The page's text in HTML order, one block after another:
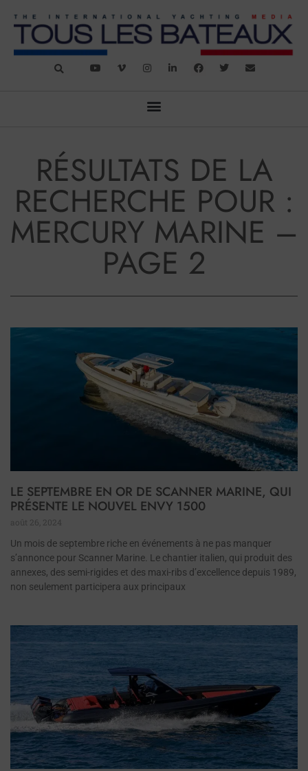
RÉSULTATS DE LA
RECHERCHE POUR :
MERCURY MARINE –
PAGE 2
LE SEPTEMBRE EN OR DE SCANNER MARINE, QUI
PRÉSENTE LE NOUVEL ENVY 1500
août 26, 2024
Un mois de septembre riche en événements à ne pas manquer
s’annonce pour Scanner Marine. Le chantier italien, qui produit des
annexes, des semi-rigides et des maxi-ribs d’excellence depuis 1989,
non seulement participera aux principaux